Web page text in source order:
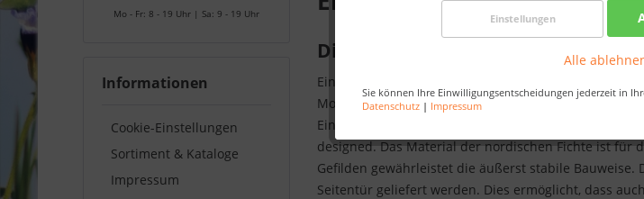
Einstellungen
Alle
Sie können Ihre Einwilligungsentscheidungen jederzeit in
Datenschutz | Impressum
Mo - Fr: 8 - 19 Uhr | Sa: 9 - 19 Uhr
Informationen
Cookie-Einstellungen
Sortiment & Kataloge
Impressum
Die Holzgarage ist eine günstige
Eine Holzgarage hat viele Vorteile. Sie kann selbst
Montage ist denkbar einfach: die massiven
Einzug des Autos. Wie ein geschlossenes Carport
designed. Das Material der nordischen Fichte ist für
Gefilden gewährleistet die äußerst stabile
Seitentür geliefert werden. Dies ermöglicht, dass